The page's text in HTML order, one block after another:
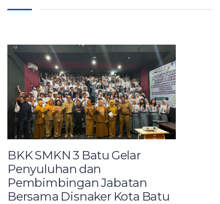
BKK SMKN 3 Batu Gelar
Penyuluhan dan
Pembimbingan Jabatan
Bersama Disnaker Kota Batu